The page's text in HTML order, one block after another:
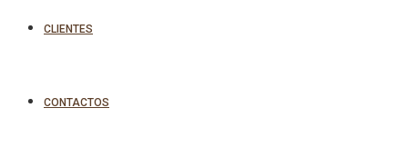
CLIENTES
CONTACTOS